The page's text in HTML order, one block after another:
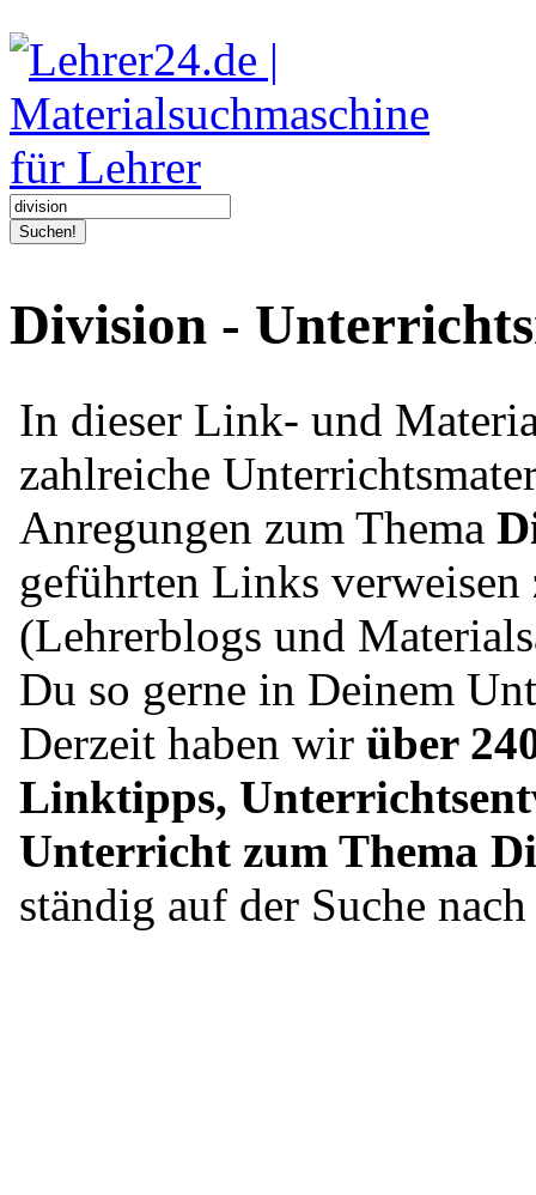
Suchen!
Division -
In dieser Link- und
zahlreiche
Anregungen zum Thema
geführten Links
(Lehrerblogs und
Du so gerne in Deinem
Derzeit haben wir über
Linktipps,
Unterricht zum Thema
ständig auf der Suche